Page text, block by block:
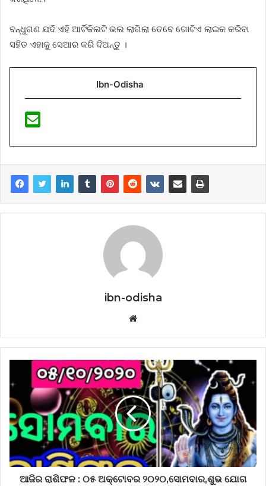
ବନ୍ଧୁଗଣ ଯଦି ଏହି ଆର୍ଟିକିଲଟି ଭଲ ଲାଗିଲା ତେବେ ଗୋଟିଏ ଲାଇକ କରିବା
ସହିତ ଏହାକୁ ସେଆର କରି ଦିଅନ୍ତୁ ।
Ibn-Odisha
ibn-odisha
Website
ଆଜିର ରାଶିଫଳ : ୦୫ ଅକ୍ଟୋବର ୨୦୨୦,ସୋମବାର,ଶୁଭ ଯୋଗ